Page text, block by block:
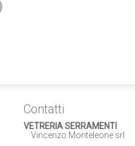
Contatti
VETRERIA SERRAMENTI
Vincenzo Monteleone srl